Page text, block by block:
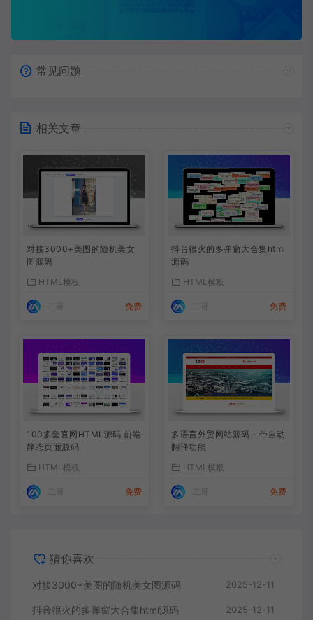
常见问题
相关文章
对接3000+美图的随机美女
图源码
HTML模板
免费
抖音很火的多弹窗大合集html
源码
HTML模板
免费
100多套官网HTML源码 前端
静态页面源码
HTML模板
免费
多语言外贸网站源码 – 带自动
翻译功能
HTML模板
免费
猜你喜欢
对接3000+美图的随机美女图源码 2025-12-11
抖音很火的多弹窗大合集html源码 2025-12-11